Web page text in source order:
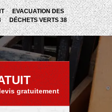
EVACUATION DES
DÉCHETS VERTS 38
Evacuation des
déchets verts 38
gratuitement